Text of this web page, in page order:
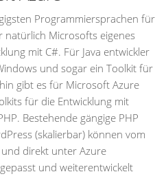
Programmiersprachen für
natürlich Microsofts eigenes
mit C#. Für Java entwickler
und sogar ein Toolkit für
gibt es für Microsoft Azure
für die Entwicklung mit
Bestehende gängige PHP
(skalierbar) können vom
direkt unter Azure
und weiterentwickelt